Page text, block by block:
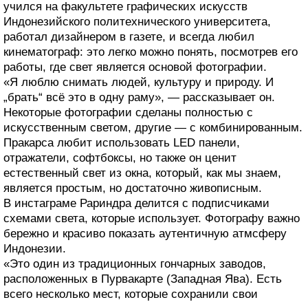
учился на факультете графических искусств
Индонезийского политехнического университета,
работал дизайнером в газете, и всегда любил
кинематограф: это легко можно понять, посмотрев его
работы, где свет является основой фотографии.
«Я люблю снимать людей, культуру и природу. И
„брать“ всё это в одну раму», — рассказывает он.
Некоторые фотографии сделаны полностью с
искусственным светом, другие — с комбинированным.
Пракарса любит использовать LED панели,
отражатели, софтбоксы, но также он ценит
естественный свет из окна, который, как мы знаем,
является простым, но достаточно живописным.
В инстаграме Рариндра делится с подписчиками
схемами света, которые использует. Фотографу важно
бережно и красиво показать аутентичную атмсферу
Индонезии.
«Это один из традиционных гончарных заводов,
расположенных в Пурвакарте (Западная Ява). Есть
всего несколько мест, которые сохранили свои